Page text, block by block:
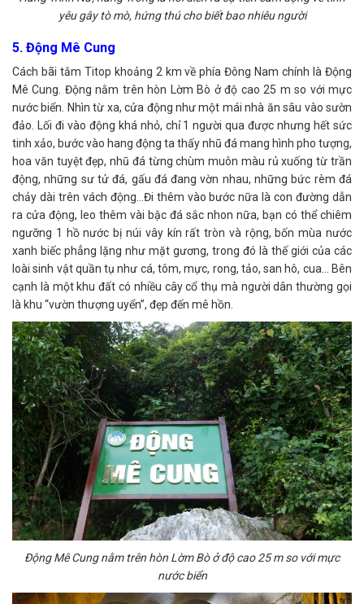
yêu gây tò mò, hứng thú cho biết bao nhiêu người
5. Động Mê Cung
Cách bãi tắm Titop khoảng 2 km về phía Đông Nam chính là Động
Mê Cung. Động nằm trên hòn Lờm Bò ở độ cao 25 m so với mực
nước biển. Nhìn từ xa, cửa động như một mái nhà ăn sâu vào sườn
đảo. Lối đi vào động khá nhỏ, chỉ 1 người qua được nhưng hết sức
tinh xảo, bước vào hang động ta thấy nhũ đá mang hình pho tượng,
hoa văn tuyệt đẹp, nhũ đá từng chùm muôn màu rủ xuống từ trần
động, những sư tử đá, gấu đá đang vờn nhau, những bức rèm đá
chảy dài trên vách động…Đi thêm vào bước nữa là con đường dẫn
ra cửa động, leo thêm vài bậc đá sắc nhon nữa, bạn có thể chiêm
ngưỡng 1 hồ nước bị núi vây kín rất tròn và rộng, bốn mùa nước
xanh biếc phẳng lặng như mặt gương, trong đó là thế giới của các
loài sinh vật quần tụ như cá, tôm, mực, rong, tảo, san hô, cua… Bên
cạnh là một khu đất có nhiều cây cổ thụ mà người dân thường gọi
là khu “vườn thượng uyển”, đẹp đến mê hồn.
Động Mê Cung nằm trên hòn Lờm Bò ở độ cao 25 m so với mực
nước biển